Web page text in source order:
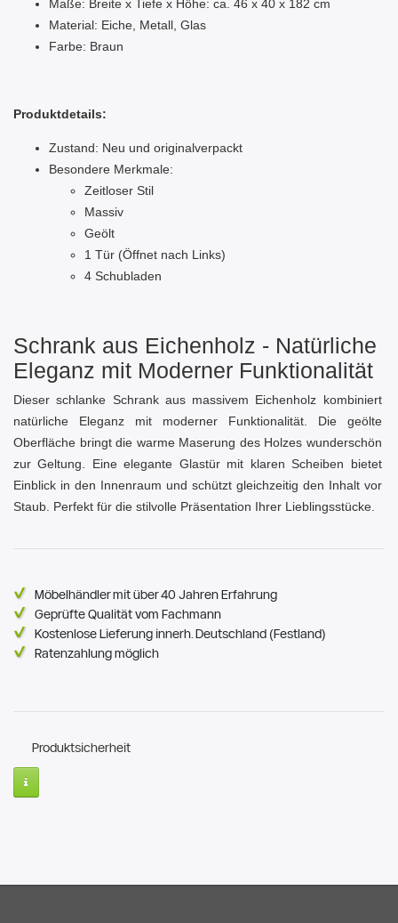
Maße: Breite x Tiefe x Höhe: ca. 46 x 40 x 182 cm
Material: Eiche, Metall, Glas
Farbe: Braun
Produktdetails:
Zustand: Neu und originalverpackt
Besondere Merkmale:
Zeitloser Stil
Massiv
Geölt
1 Tür (Öffnet nach Links)
4 Schubladen
Schrank aus Eichenholz - Natürliche
Eleganz mit Moderner Funktionalität
Dieser schlanke Schrank aus massivem Eichenholz kombiniert
natürliche Eleganz mit moderner Funktionalität. Die geölte
Oberfläche bringt die warme Maserung des Holzes wunderschön
zur Geltung. Eine elegante Glastür mit klaren Scheiben bietet
Einblick in den Innenraum und schützt gleichzeitig den Inhalt vor
Staub. Perfekt für die stilvolle Präsentation Ihrer Lieblingsstücke.
Möbelhändler mit über 40 Jahren Erfahrung
Geprüfte Qualität vom Fachmann
Kostenlose Lieferung innerh. Deutschland (Festland)
Ratenzahlung möglich
Produktsicherheit